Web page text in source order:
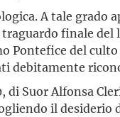
A tale grado
finale
Pontefice del
debitamente
Suor Alfonsa
il